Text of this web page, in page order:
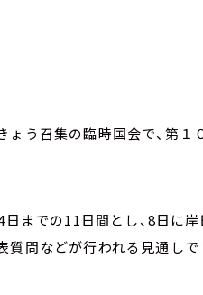
ょう召集の臨時国会で、第
日までの11日間とし、8日に
質問などが行われる見通しで